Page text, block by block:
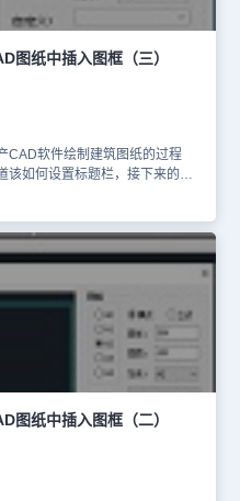
请点取插入位置<返回>: 点取
回对话框重新更改参数。 上
版CAD软件——浩辰CAD建筑
以参考本篇教程来尝试解决
图纸中插入图框（三）
CAD软件绘制建筑图纸的过程
该如何设置标题栏，接下来的
栏的设置步骤： 1、首次打开浩
位置，并依次点击建筑设计→文
取预设的标题栏和会签栏，
）可在图幅栏中先选定所需的
幅尺寸是 A4-A0 中的某个尺
型图幅，如果是非标准尺寸，
下插入时勾选该项，模型空间
要标题栏、会签栏，是标准标
择了通长标题栏，单击选择按
竖置图签格式布置。4）如果
，进入图框库选择合适的附
光标拖动图框，看尺寸和位置
如果图幅尺寸或者方向不合
图纸中插入图框（二）